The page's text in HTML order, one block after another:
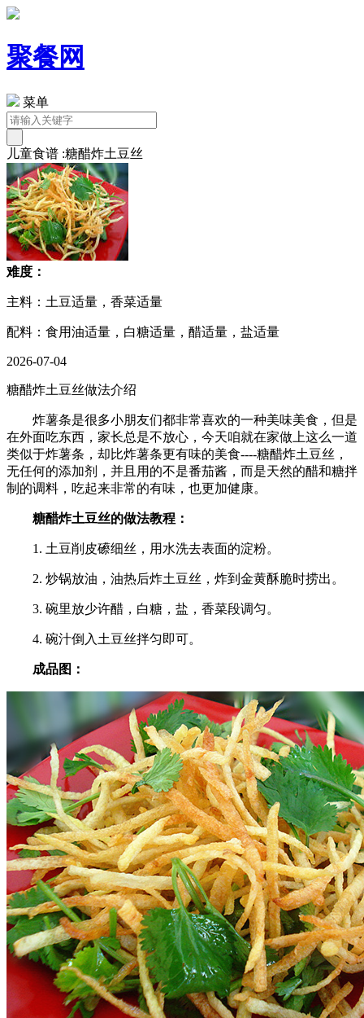
聚餐网
菜单
儿童食谱 :糖醋炸土豆丝
难度：
主料：土豆适量，香菜适量
配料：食用油适量，白糖适量，醋适量，盐适量
2026-07-04
糖醋炸土豆丝做法介绍
炸薯条是很多小朋友们都非常喜欢的一种美味美食，但是
在外面吃东西，家长总是不放心，今天咱就在家做上这么一道
类似于炸薯条，却比炸薯条更有味的美食----糖醋炸土豆丝，
无任何的添加剂，并且用的不是番茄酱，而是天然的醋和糖拌
制的调料，吃起来非常的有味，也更加健康。
糖醋炸土豆丝的做法教程：
1. 土豆削皮礤细丝，用水洗去表面的淀粉。
2. 炒锅放油，油热后炸土豆丝，炸到金黄酥脆时捞出。
3. 碗里放少许醋，白糖，盐，香菜段调匀。
4. 碗汁倒入土豆丝拌匀即可。
成品图：